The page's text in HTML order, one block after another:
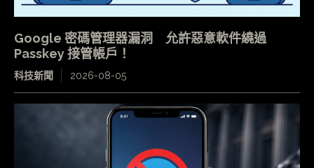
Google 密碼管理器漏洞 允許惡意軟件繞過
Passkey 接管帳戶！
科技新聞 2026-08-05